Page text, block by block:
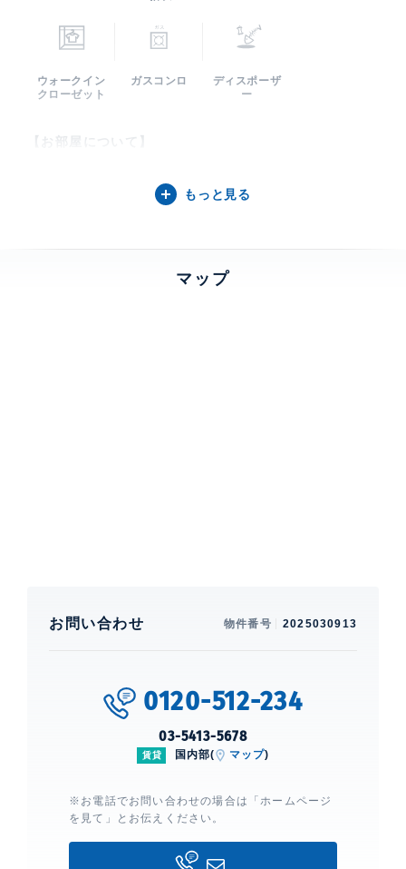
ウォークイン
クローゼット
ガスコンロ
ディスポーザ
ー
【お部屋について】
す。居室にはウォークインクローゼットなど収納も豊富
空間となっております。
エアコン、 給湯、 室内洗濯機置場、 浴室乾燥機、 追
インクローゼット、 シューズクローゼット、 ガスコン
ロ、 グリル付き、 コンロ3口、 ディスポーザー、 食洗
機、 浄水器、 システムキッチン、 カウンターキッチ
ン、 CATV、 BS、 CS
建物設備・施設
エレベーター、 宅配ボックス、 ペット設備、 敷地内ゴ
ミ置場、 スポーツジム、 ゲストルーム、 プール、 フ
ロントサービス、 コンシェルジュサービス、 オートロ
もっと見る
マップ
お問い合わせ 物件番号 2025030913
0120-512-234
03-5413-5678
賃貸 国内部( マップ)
※お電話でお問い合わせの場合は「ホームページ
を見て」とお伝えください。